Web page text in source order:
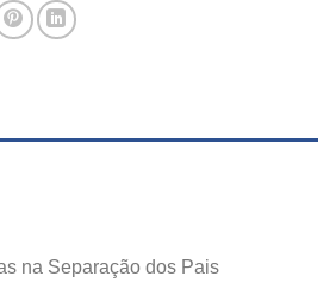
na Separação dos Pais